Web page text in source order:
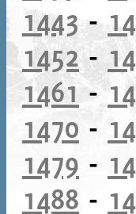
1443 -
1452-
1461-
1470 -
1479 -
1488 -